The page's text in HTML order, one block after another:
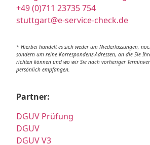
+49 (0)711 23735 754
stuttgart@e-service-check.de
* Hierbei handelt es sich weder um Niederlassungen,
sondern um reine Korrespondenz-Adressen, an die Sie
richten können und wo wir Sie nach vorheriger
persönlich empfangen.
Partner:
DGUV Prüfung
DGUV
DGUV V3